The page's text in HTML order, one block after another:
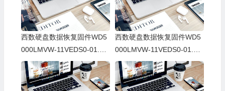
西数硬盘数据恢复固件WD5
000LMVW-11VEDS0-01.01
A01-WD-WX11A2366431-0
005000T
西数硬盘数据恢复固件WD5
000LMVW-11VEDS0-01.01
A01-WD-WX61A24Y6619-0
006001T